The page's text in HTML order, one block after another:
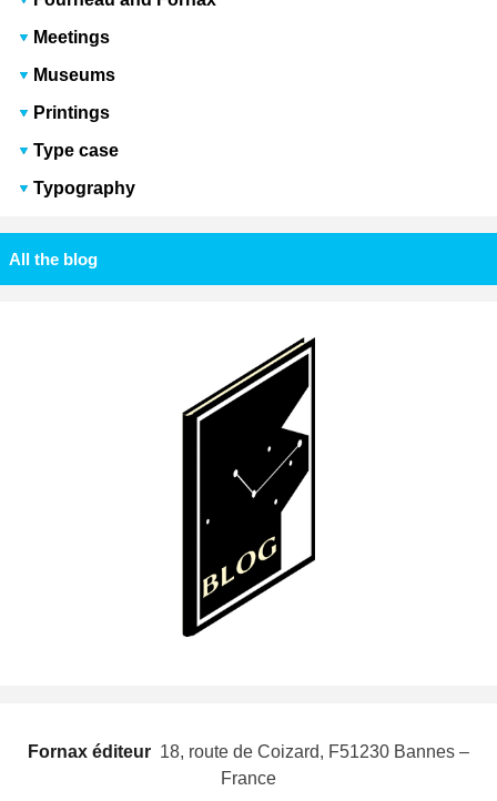
Meetings
Museums
Printings
Type case
Typography
All the blog
Fornax éditeur  18, route de Coizard, F51230 Bannes –
France